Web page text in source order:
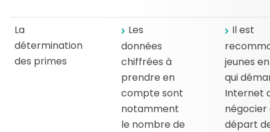
La
détermination
des primes
Les
données
chiffrées à
prendre en
compte sont
notamment
le nombre de
Il est
jeunes
qui
Internet
négocier
départ